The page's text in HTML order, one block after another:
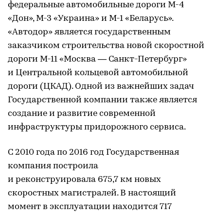
федеральные автомобильные дороги М-4
«Дон», М-3 «Украина» и М-1 «Беларусь».
«Автодор» является государственным
заказчиком строительства новой скоростной
дороги М-11 «Москва — Санкт-Петербург»
и Центральной кольцевой автомобильной
дороги (ЦКАД). Одной из важнейших задач
Государственной компании также является
создание и развитие современной
инфраструктуры придорожного сервиса.
С 2010 года по 2016 год Государственная
компания построила
и реконструировала 675,7 км новых
скоростных магистралей. В настоящий
момент в эксплуатации находится 717